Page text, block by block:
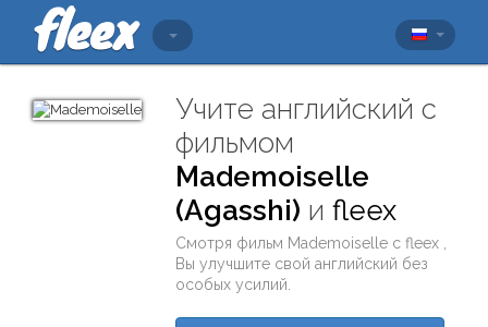
Учите английский с
фильмом
Mademoiselle
(Agasshi) иfleex
Смотря фильм Mademoiselle сfleex
Вы улучшите свой английский без
особых усилий.